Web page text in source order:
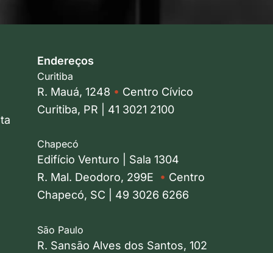
Endereços
Curitiba
R. Mauá, 1248 • Centro Cívico
Curitiba, PR | 41 3021 2100
Chapecó
Edifício Venturo | Sala 1304
R. Mal. Deodoro, 299E • Centro
Chapecó, SC | 49 3026 6266
São Paulo
R. Sansão Alves dos Santos, 102